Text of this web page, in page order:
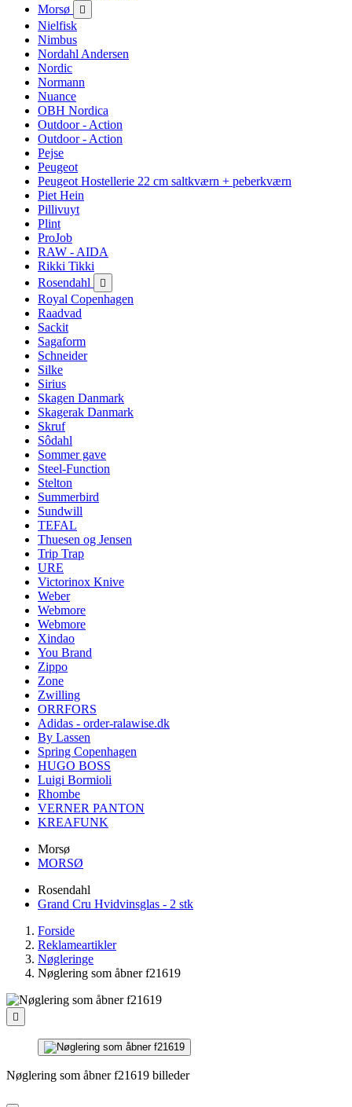
Morsø

Nielfisk
Nimbus
Nordahl Andersen
Nordic
Normann
Nuance
OBH Nordica
Outdoor - Action
Outdoor - Action
Pejse
Peugeot
Peugeot Hostellerie 22 cm saltkværn + peberkværn
Piet Hein
Pillivuyt
Plint
ProJob
RAW - AIDA
Rikki Tikki
Rosendahl

Royal Copenhagen
Raadvad
Sackit
Sagaform
Schneider
Silke
Sirius
Skagen Danmark
Skagerak Danmark
Skruf
Sôdahl
Sommer gave
Steel-Function
Stelton
Summerbird
Sundwill
TEFAL
Thuesen og Jensen
Trip Trap
URE
Victorinox Knive
Weber
Webmore
Webmore
Xindao
You Brand
Zippo
Zone
Zwilling
ORRFORS
Adidas - order-ralawise.dk
By Lassen
Spring Copenhagen
HUGO BOSS
Luigi Bormioli
Rhombe
VERNER PANTON
KREAFUNK
Morsø
MORSØ
Rosendahl
Grand Cru Hvidvinsglas - 2 stk
Forside
Reklameartikler
Nøgleringe
Nøglering som åbner f21619

Nøglering som åbner f21619 billeder